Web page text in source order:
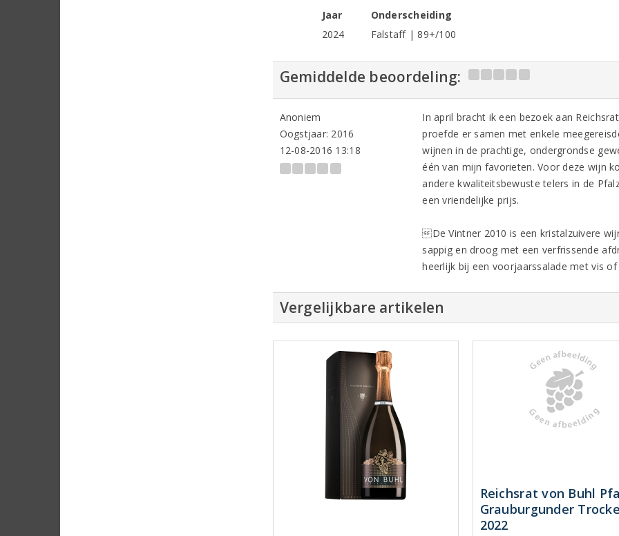
Jaar
Onderscheiding
2024
Falstaff | 89+/100
Gemiddelde beoordeling:
Anoniem
Oogstjaar: 2016
12-08-2016 13:18
In april bracht ik een bezoek aan
proefde er samen met enkele
wijnen in de prachtige, ondergrondse
één van mijn favorieten. Voor deze wijn
andere kwaliteitsbewuste telers in de
een vriendelijke prijs.
De Vintner 2010 is een kristalzuivere
sappig en droog met een verfrissende
heerlijk bij een voorjaarssalade met vis of
Vergelijkbare artikelen
Reichsrat von Buhl
Grauburgunder
2022